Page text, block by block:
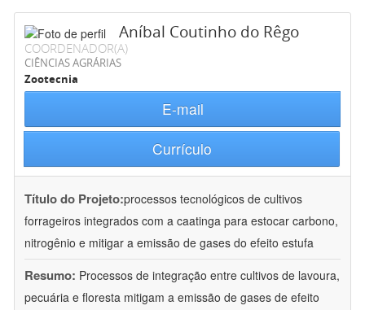
Aníbal Coutinho do Rêgo
COORDENADOR(A)
CIÊNCIAS AGRÁRIAS
Zootecnia
E-mail
Currículo
Título do Projeto:processos tecnológicos de cultivos
forrageiros integrados com a caatinga para estocar carbono,
nitrogênio e mitigar a emissão de gases do efeito estufa
Resumo: Processos de integração entre cultivos de lavoura,
pecuária e floresta mitigam a emissão de gases de efeito